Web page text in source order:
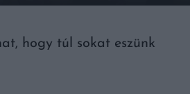
hogy túl sokat eszünk